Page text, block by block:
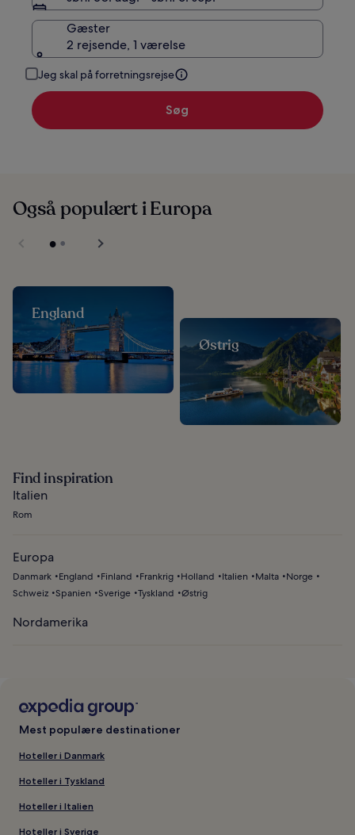
Gæster
2 rejsende, 1 værelse
Jeg skal på forretningsrejse
Søg
Også populært i Europa
England
Østrig
Find inspiration
Italien
Rom
Europa
Danmark England Finland Frankrig Holland Italien Malta
Norge
Schweiz Spanien Sverige Tyskland Østrig
Nordamerika
Mest populære destinationer
Hoteller i Danmark
Hoteller i Tyskland
Hoteller i Italien
Hoteller i Sverige